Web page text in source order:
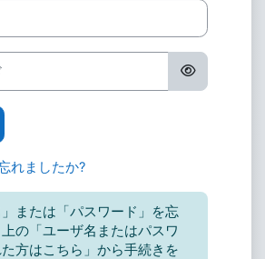
れましたか?
」または「パスワード」を忘
の「ユーザ名またはパスワ
方はこちら」から手続きを